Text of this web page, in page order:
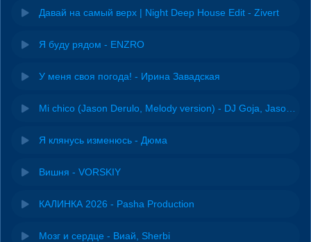
Давай на самый верх | Night Deep House Edit - Zivert
Я буду рядом - ENZRO
У меня своя погода! - Ирина Завадская
Я клянусь изменюсь - Дюма
Вишня - VORSKIY
КАЛИНКА 2026 - Pasha Production
Мозг и сердце - Виай, Sherbi